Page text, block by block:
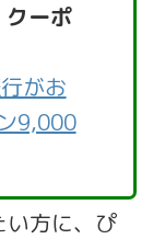
ーポ
がお
9,000
い方に、ぴ